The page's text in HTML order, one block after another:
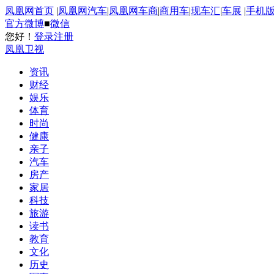
凤凰网首页 |凤凰网汽车|凤凰网车商|商用车|现车汇|车展 |手机版
官方微博■微信
您好！ 登录注册
凤凰卫视
资讯
财经
娱乐
体育
时尚
健康
亲子
汽车
房产
家居
科技
旅游
读书
教育
文化
历史